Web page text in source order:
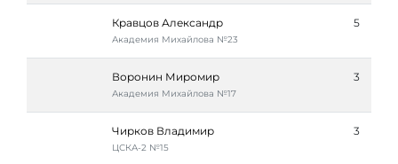
Кравцов Александр
Академия Михайлова №23
5
Воронин Миромир
Академия Михайлова №17
3
Чирков Владимир
ЦСКА-2 №15
3